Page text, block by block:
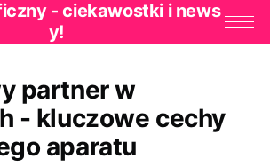
- ciekawostki i news
y!
partner w
- kluczowe cechy
aparatu